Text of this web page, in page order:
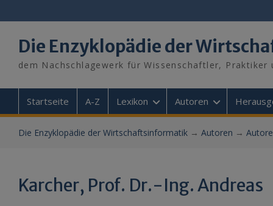
to
Die Enzyklopädie der
dem Nachschlagewerk für Wissenschaftler, Praktiker
Startseite A-Z Lexikon Autoren
Die Enzyklopädie der Wirtschaftsinformatik→ Autoren →
Karcher, Prof. Dr.-Ing. Andreas